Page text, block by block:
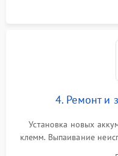
4. Ремонт и
Установка новых
клемм. Выпаивание
цепи зарядки и